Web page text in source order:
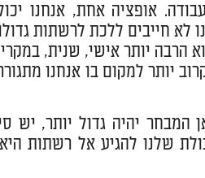
אופציה אחת, אנחנו
לא חייבים ללכת לרשתות
הרבה יותר אישי, שנית,
למקום בו אנחנו
יהיה גדול יותר, יש
שלנו להגיע אל רשתות היא